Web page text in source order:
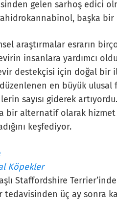
gelen sarhoş edici
başka bir
araştırmalar esrarın
insanlara yardımcı
destekçisi için doğal bir
en büyük ulusal
sayısı giderek
bir alternatif olarak
keşfediyor.
Köpekler
Staffordshire
tedavisinden üç ay sonra